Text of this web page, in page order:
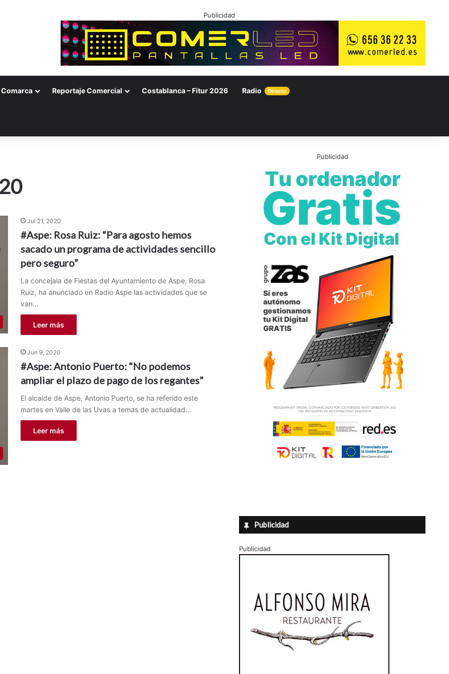
Publicidad
Comarca Reportaje Comercial Costablanca – Fitur 2026 Radio Directo
Jul 21, 2020
#Aspe: Rosa Ruiz: “Para agosto hemos
sacado un programa de actividades sencillo
pero seguro”
La concejala de Fiestas del Ayuntamiento de Aspe, Rosa
Ruiz, ha anunciado en Radio Aspe las actividades que se
van…
Leer más
Jun 9, 2020
#Aspe: Antonio Puerto: “No podemos
ampliar el plazo de pago de los regantes”
El alcalde de Aspe, Antonio Puerto, se ha referido este
martes en Valle de las Uvas a temas de actualidad…
Leer más
Publicidad
Publicidad
Publicidad